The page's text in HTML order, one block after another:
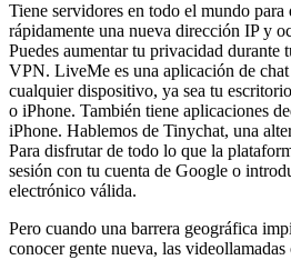
Tiene servidores en todo el mundo para
rápidamente una nueva dirección IP y
Puedes aumentar tu privacidad durante
VPN. LiveMe es una aplicación de
cualquier dispositivo, ya sea tu
o iPhone. También tiene aplicaciones
iPhone. Hablemos de Tinychat, una
Para disfrutar de todo lo que la
sesión con tu cuenta de Google o
electrónico válida.
Pero cuando una barrera geográfica
conocer gente nueva, las